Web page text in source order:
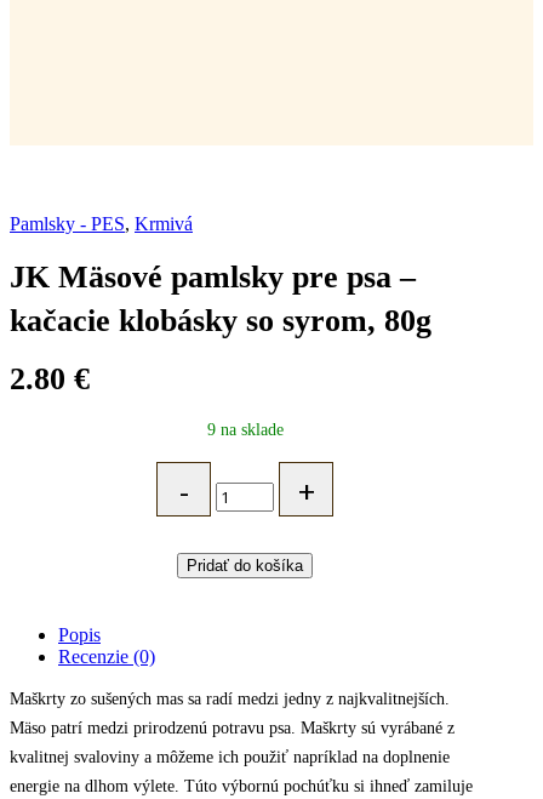
Pamlsky - PES, Krmivá
JK Mäsové pamlsky pre psa –
kačacie klobásky so syrom, 80g
2.80 €
9 na sklade
Mäsové
pamlsky
psa
quantity
Pridať do košíka
Popis
Recenzie (0)
Maškrty zo sušených mas sa radí medzi jedny z najkvalitnejších.
Mäso patrí medzi prirodzenú potravu psa. Maškrty sú vyrábané z
kvalitnej svaloviny a môžeme ich použiť napríklad na doplnenie
energie na dlhom výlete. Túto výbornú pochúťku si ihneď zamiluje